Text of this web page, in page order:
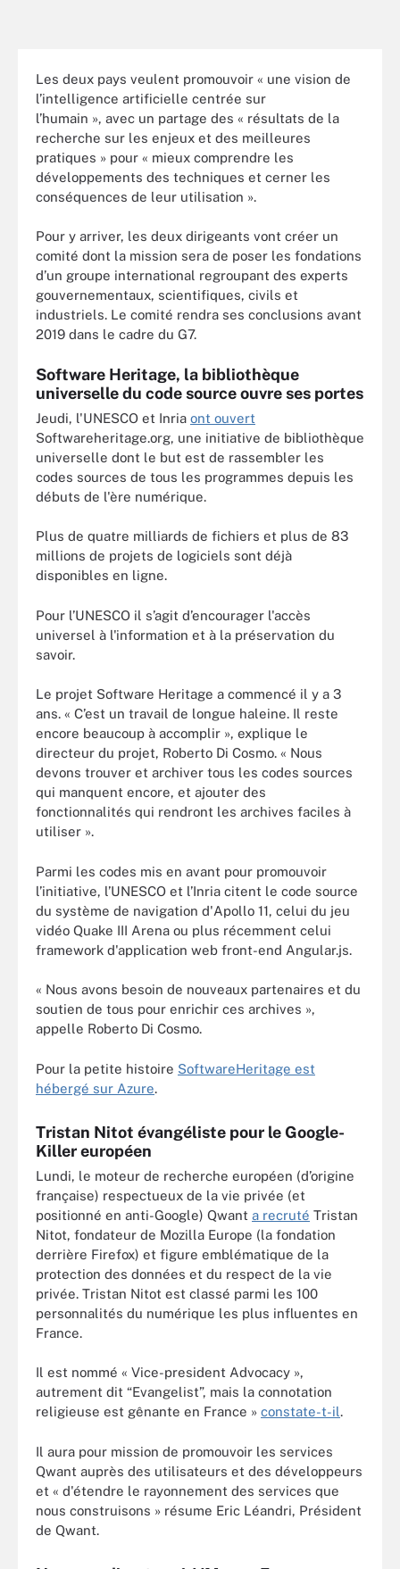
Les deux pays veulent promouvoir « une vision de
l’intelligence artificielle centrée sur
l’humain », avec un partage des « résultats de la
recherche sur les enjeux et des meilleures
pratiques » pour « mieux comprendre les
développements des techniques et cerner les
conséquences de leur utilisation ».
Pour y arriver, les deux dirigeants vont créer un
comité dont la mission sera de poser les fondations
d’un groupe international regroupant des experts
gouvernementaux, scientifiques, civils et
industriels. Le comité rendra ses conclusions avant
2019 dans le cadre du G7.
Software Heritage, la bibliothèque
universelle du code source ouvre ses portes
Jeudi, l'UNESCO et Inria ont ouvert
Softwareheritage.org, une initiative de bibliothèque
universelle dont le but est de rassembler les
codes sources de tous les programmes depuis les
débuts de l'ère numérique.
Plus de quatre milliards de fichiers et plus de 83
millions de projets de logiciels sont déjà
disponibles en ligne.
Pour l’UNESCO il s’agit d’encourager l'accès
universel à l'information et à la préservation du
savoir.
Le projet Software Heritage a commencé il y a 3
ans. « C’est un travail de longue haleine. Il reste
encore beaucoup à accomplir », explique le
directeur du projet, Roberto Di Cosmo. « Nous
devons trouver et archiver tous les codes sources
qui manquent encore, et ajouter des
fonctionnalités qui rendront les archives faciles à
utiliser ».
Parmi les codes mis en avant pour promouvoir
l’initiative, l’UNESCO et l’Inria citent le code source
du système de navigation d'Apollo 11, celui du jeu
vidéo Quake III Arena ou plus récemment celui
framework d'application web front-end Angular.js.
« Nous avons besoin de nouveaux partenaires et du
soutien de tous pour enrichir ces archives »,
appelle Roberto Di Cosmo.
Pour la petite histoire SoftwareHeritage est
hébergé sur Azure.
Tristan Nitot évangéliste pour le Google-
Killer européen
Lundi, le moteur de recherche européen (d’origine
française) respectueux de la vie privée (et
positionné en anti-Google) Qwant a recruté Tristan
Nitot, fondateur de Mozilla Europe (la fondation
derrière Firefox) et figure emblématique de la
protection des données et du respect de la vie
privée. Tristan Nitot est classé parmi les 100
personnalités du numérique les plus influentes en
France.
Il est nommé « Vice-president Advocacy »,
autrement dit “Evangelist”, mais la connotation
religieuse est gênante en France » constate-t-il.
Il aura pour mission de promouvoir les services
Qwant auprès des utilisateurs et des développeurs
et « d'étendre le rayonnement des services que
nous construisons » résume Eric Léandri, Président
de Qwant.